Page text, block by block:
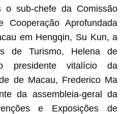
o sub-chefe da Comissão
Cooperação Aprofundada
em Hengqin, Su Kun, a
de Turismo, Helena de
presidente vitalício da
de Macau, Frederico Ma
da assembleia-geral da
e Exposições de